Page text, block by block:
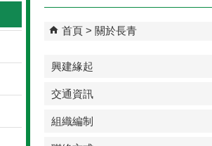
首頁 關於長青
興建緣起
交通資訊
組織編制